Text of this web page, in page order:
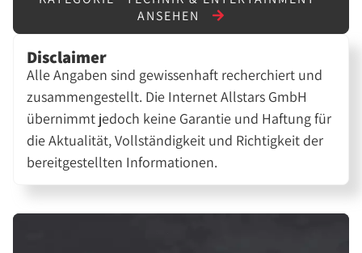
ANSEHEN
Disclaimer
Alle Angaben sind gewissenhaft recherchiert und
zusammengestellt. Die Internet Allstars GmbH
übernimmt jedoch keine Garantie und Haftung für
die Aktualität, Vollständigkeit und Richtigkeit der
bereitgestellten Informationen.